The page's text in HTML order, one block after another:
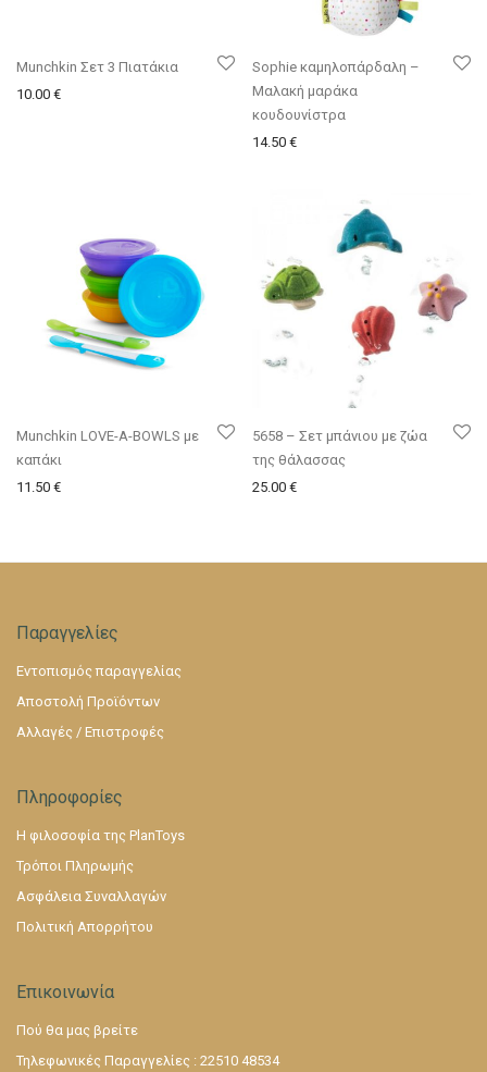
Munchkin Σετ 3 Πιατάκια
10.00 €
Sophie καμηλοπάρδαλη –
Μαλακή μαράκα
κουδουνίστρα
14.50 €
Munchkin LOVE-A-BOWLS με
καπάκι
11.50 €
5658 – Σετ μπάνιου με ζώα
της θάλασσας
25.00 €
Παραγγελίες
Εντοπισμός παραγγελίας
Αποστολή Προϊόντων
Αλλαγές / Επιστροφές
Πληροφορίες
Η φιλοσοφία της PlanToys
Τρόποι Πληρωμής
Ασφάλεια Συναλλαγών
Πολιτική Απορρήτου
Επικοινωνία
Πού θα μας βρείτε
Τηλεφωνικές Παραγγελίες : 22510 48534